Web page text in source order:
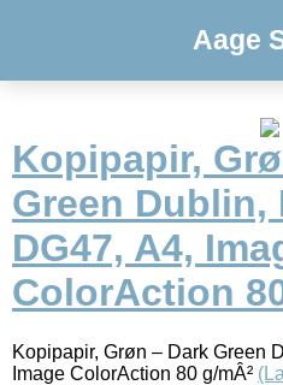
Aage
Kopipapir,
Green Dublin,
DG47, A4,
ColorAction
Kopipapir, Grøn – Dark Green
Image ColorAction 80 g/mÂ²